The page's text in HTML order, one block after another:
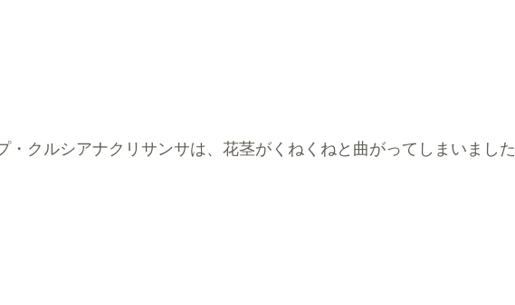
・クルシアナクリサンサは、花茎がくねくねと曲がってしまいました